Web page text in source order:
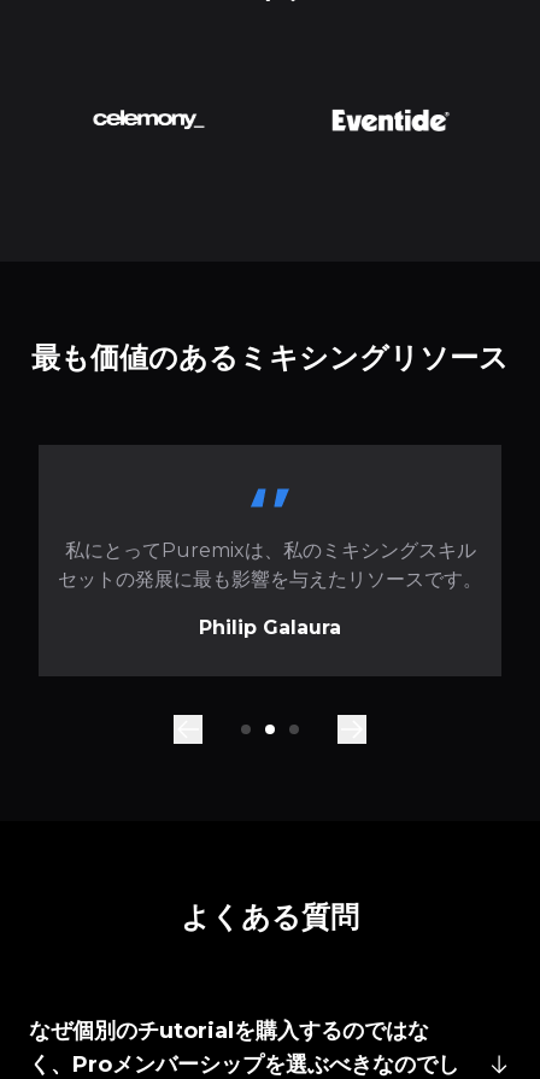
最も価値のあるミキシングリソース
私にとってPuremixは、私のミキシングスキル
セットの発展に最も影響を与えたリソースです。
Philip Galaura
よくある質問
なぜ個別のチutorialを購入するのではな
く、Proメンバーシップを選ぶべきなのでし